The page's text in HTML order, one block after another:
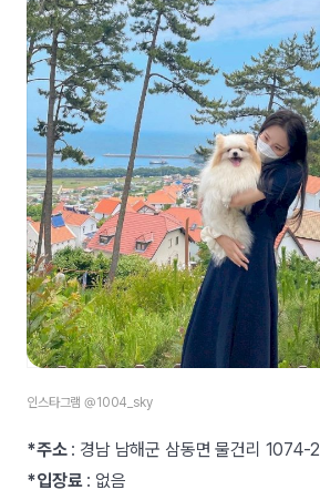
인스타그램 @1004_sky
*주소 : 경남 남해군 삼동면 물건리 1074-2
*입장료 : 없음